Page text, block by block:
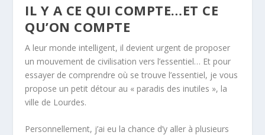
IL Y A CE QUI COMPTE…ET CE
QU’ON COMPTE
A leur monde intelligent, il devient urgent de proposer
un mouvement de civilisation vers l’essentiel… Et pour
essayer de comprendre où se trouve l’essentiel, je vous
propose un petit détour au « paradis des inutiles », la
ville de Lourdes.
Personnellement, j’ai eu la chance d’y aller à plusieurs